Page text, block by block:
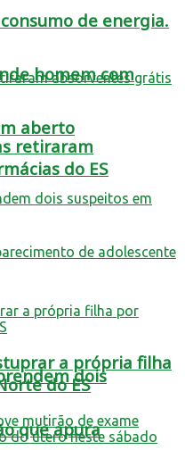
homem com
aberto
dois
que apura
de energia.
retiraram
do ES
a própria filha
do ES